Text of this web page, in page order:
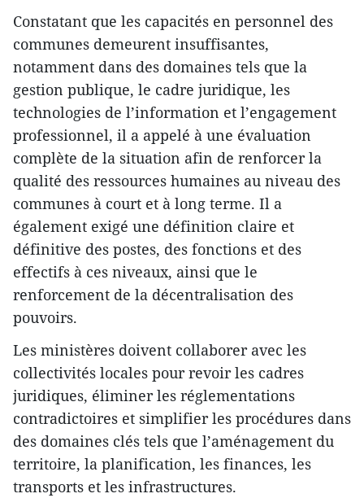
Constatant que les capacités en personnel des
communes demeurent insuffisantes,
notamment dans des domaines tels que la
gestion publique, le cadre juridique, les
technologies de l’information et l’engagement
professionnel, il a appelé à une évaluation
complète de la situation afin de renforcer la
qualité des ressources humaines au niveau des
communes à court et à long terme. Il a
également exigé une définition claire et
définitive des postes, des fonctions et des
effectifs à ces niveaux, ainsi que le
renforcement de la décentralisation des
pouvoirs.
Les ministères doivent collaborer avec les
collectivités locales pour revoir les cadres
juridiques, éliminer les réglementations
contradictoires et simplifier les procédures dans
des domaines clés tels que l’aménagement du
territoire, la planification, les finances, les
transports et les infrastructures.